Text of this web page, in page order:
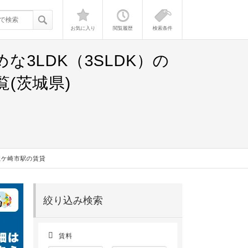
お気に入り 閲覧履歴 検索条件
な3LDK（3SLDK）の
(茨城県)
崎市駅の賃貸
絞り込み検索
賃料